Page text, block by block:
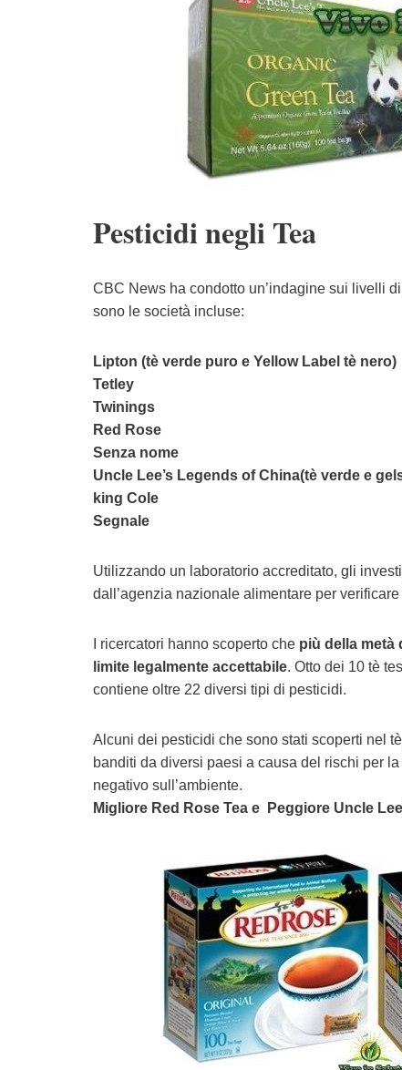
Pesticidi negli Tea
CBC News ha condotto un’indagine sui livelli
sono le società incluse:
Lipton (tè verde puro e Yellow Label tè nero)
Tetley
Twinings
Red Rose
Senza nome
Uncle Lee’s Legends of China(tè verde e
king Cole
Segnale
Utilizzando un laboratorio accreditato, gli
dall’agenzia nazionale alimentare per
I ricercatori hanno scoperto che più della metà
limite legalmente accettabile. Otto dei 10 tè
contiene oltre 22 diversi tipi di pesticidi.
Alcuni dei pesticidi che sono stati scoperti nel
banditi da diversi paesi a causa del rischi per
negativo sull’ambiente.
Migliore Red Rose Tea e Peggiore Uncle